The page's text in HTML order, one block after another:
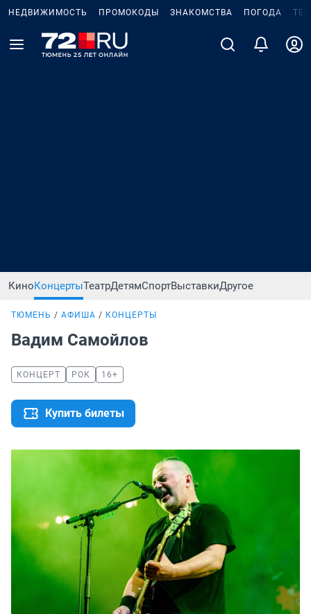
НЕДВИЖИМОСТЬ ПРОМОКОДЫ ЗНАКОМСТВА ПОГОДА
КиноКонцертыТеатрДетямСпортВыставкиДругое
ТЮМЕНЬ АФИША КОНЦЕРТЫ
Вадим Самойлов
КОНЦЕРТ РОК 16+
Купить билеты